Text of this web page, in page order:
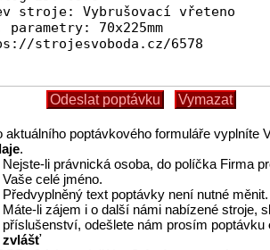
aktuálního poptávkového formuláře vyplníte
.
Nejste-li právnická osoba, do políčka Firma
Vaše celé jméno.
Předvyplněný text poptávky není nutné měnit.
Máte-li zájem i o další námi nabízené stroje,
příslušenství, odešlete nám prosím poptávku
zvlášť